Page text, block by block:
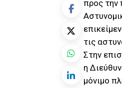
προς την
τις
Στην
η
μόνιμο